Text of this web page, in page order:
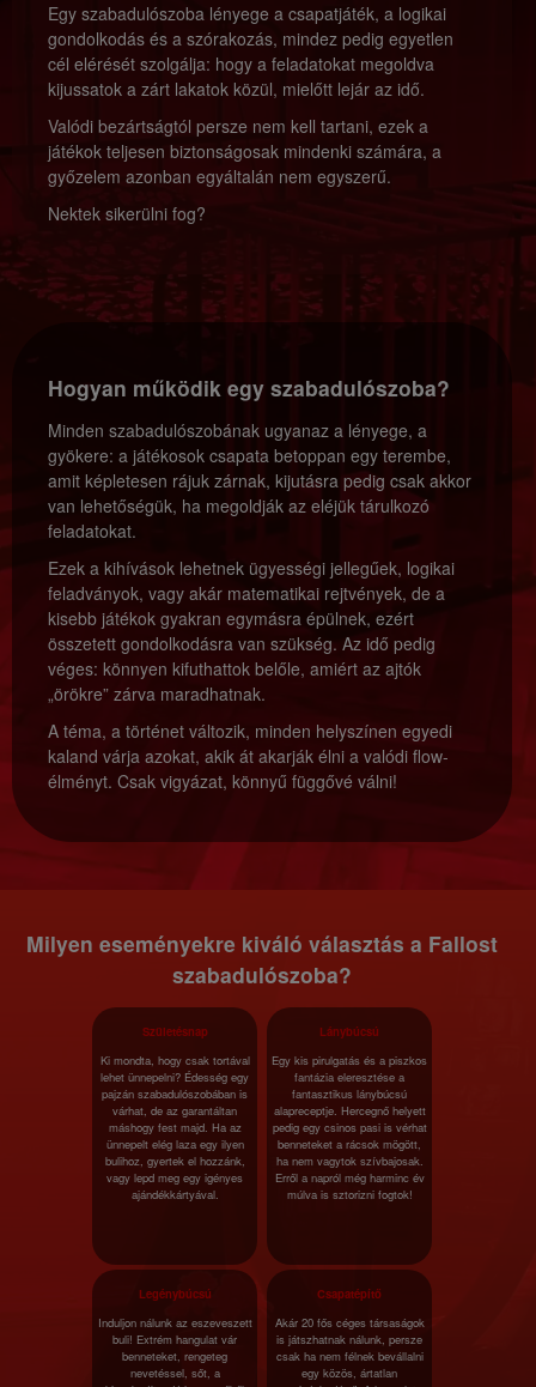
Egy szabadulószoba lényege a csapatjáték, a logikai
gondolkodás és a szórakozás, mindez pedig egyetlen
cél elérését szolgálja: hogy a feladatokat megoldva
kijussatok a zárt lakatok közül, mielőtt lejár az idő.
Valódi bezártságtól persze nem kell tartani, ezek a
játékok teljesen biztonságosak mindenki számára, a
győzelem azonban egyáltalán nem egyszerű.
Nektek sikerülni fog?
Hogyan működik egy szabadulószoba?
Minden szabadulószobának ugyanaz a lényege, a
gyökere: a játékosok csapata betoppan egy terembe,
amit képletesen rájuk zárnak, kijutásra pedig csak akkor
van lehetőségük, ha megoldják az eléjük tárulkozó
feladatokat.
Ezek a kihívások lehetnek ügyességi jellegűek, logikai
feladványok, vagy akár matematikai rejtvények, de a
kisebb játékok gyakran egymásra épülnek, ezért
összetett gondolkodásra van szükség. Az idő pedig
véges: könnyen kifuthattok belőle, amiért az ajtók
„örökre” zárva maradhatnak.
A téma, a történet változik, minden helyszínen egyedi
kaland várja azokat, akik át akarják élni a valódi flow-
élményt. Csak vigyázat, könnyű függővé válni!
Milyen eseményekre kiváló választás a Fallost
szabadulószoba?
Születésnap
Ki mondta, hogy csak tortával
lehet ünnepelni? Édesség egy
pajzán szabadulószobában is
várhat, de az garantáltan
máshogy fest majd. Ha az
ünnepelt elég laza egy ilyen
bulihoz, gyertek el hozzánk,
vagy lepd meg egy igényes
ajándékkártyával.
Lánybúcsú
Egy kis pirulgatás és a piszkos
fantázia eleresztése a
fantasztikus lánybúcsú
alapreceptje. Hercegnő helyett
pedig egy csinos pasi is vérhat
benneteket a rácsok mögött,
ha nem vagytok szívbajosak.
Erről a napról még harminc év
múlva is sztorizni fogtok!
Legénybúcsú
Induljon nálunk az eszeveszett
buli! Extrém hangulat vár
benneteket, rengeteg
nevetéssel, sőt, a
Csapatépítő
Akár 20 fős céges társaságok
is játszhatnak nálunk, persze
csak ha nem félnek bevállalni
egy közös, ártatlan